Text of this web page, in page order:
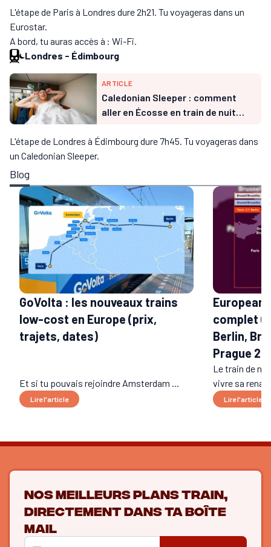
L'étape de Paris à Londres dure 2h21. Tu voyageras dans un
Eurostar.
A bord, tu auras accès à : Wi-Fi.
Londres - Édimbourg
ARTICLE
Caledonian Sleeper : comment
aller en Écosse en train de nuit
L'étape de Londres à Édimbourg dure 7h45. Tu voyageras dans
un Caledonian Sleeper.
Blog
GoVolta : les nouveaux trains
low-cost en Europe (prix,
trajets, dates)
Et si tu pouvais rejoindre Amsterdam ...
Lire l'article
European
complet
Berlin,
Prague
Le train de
vivre sa
Lire l'article
Nos meilleurs plans train,
directement dans ta boîte
mail